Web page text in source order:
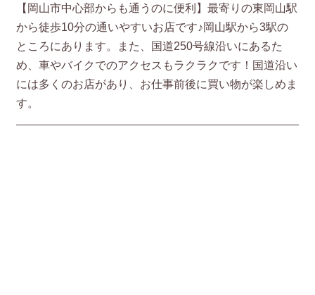
【岡山市中心部からも通うのに便利】最寄りの東岡山駅
から徒歩10分の通いやすいお店です♪岡山駅から3駅の
ところにあります。また、国道250号線沿いにあるた
め、車やバイクでのアクセスもラクラクです！国道沿い
には多くのお店があり、お仕事前後に買い物が楽しめま
す。